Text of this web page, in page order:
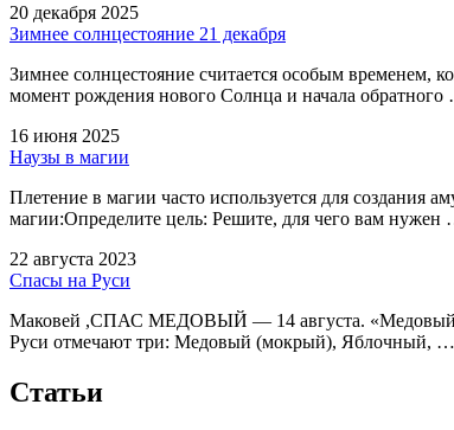
20 декабря 2025
Зимнее солнцестояние 21 декабря
Зимнее солнцестояние считается особым временем,
момент рождения нового Солнца и начала
16 июня 2025
Наузы в магии
Плетение в магии часто используется для создания
магии:Определите цель: Решите, для чего вам нужен
22 августа 2023
Спасы на Руси
Маковей ,СПАС МЕДОВЫЙ — 14 августа. «Медовый
Руси отмечают три: Медовый (мокрый), Яблочный, …
Статьи